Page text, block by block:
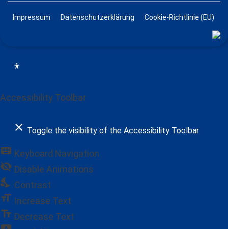
Impressum Datenschutzerklärung Cookie-Richtlinie (EU)
Accessibility Toolbar
close Toggle the visibility of the Accessibility Toolbar
keyboard Keyboard Navigation
visibility_off Disable Animations
nights_stay Contrast
format_size Increase Text
text_fields Decrease Text